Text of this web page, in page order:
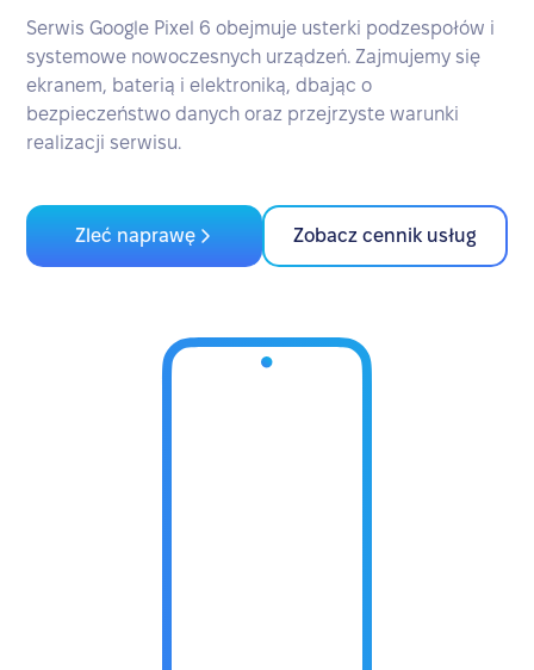
Serwis Google Pixel 6 obejmuje usterki podzespołów i
systemowe nowoczesnych urządzeń. Zajmujemy się
ekranem, baterią i elektroniką, dbając o
bezpieczeństwo danych oraz przejrzyste warunki
realizacji serwisu.
Zleć naprawę Zobacz cennik usług